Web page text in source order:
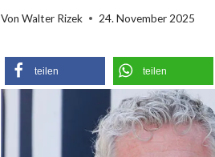
Von Walter Rizek 24. November 2025
teilen teilen